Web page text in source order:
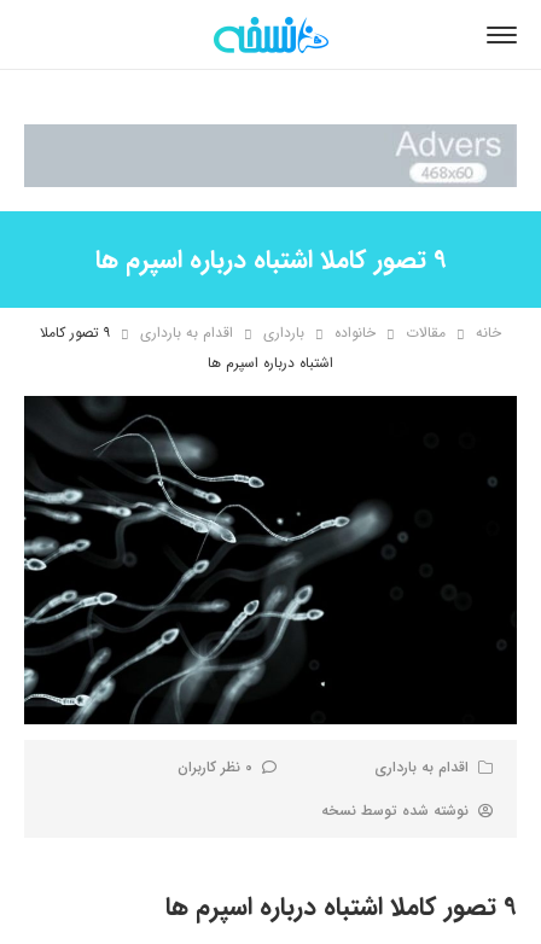
9 تصور کاملا اشتباه درباره اسپرم ها
خانه مقالات خانواده بارداری اقدام به بارداری
۹ تصور کاملا
اشتباه درباره اسپرم ها
اقدام به بارداری
0 نظر کاربران
نوشته شده توسط نسخه
9 تصور کاملا اشتباه درباره اسپرم ها